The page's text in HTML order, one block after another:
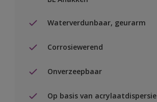
Waterverdunbaar, geurarm
Corrosiewerend
Onverzeepbaar
Op basis van acrylaatdispersie